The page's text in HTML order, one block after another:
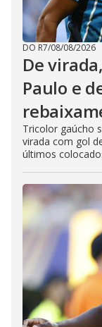
DO R7/08/08/2026
De
Paulo e
Tricolor gaúcho
virada com gol
últimos